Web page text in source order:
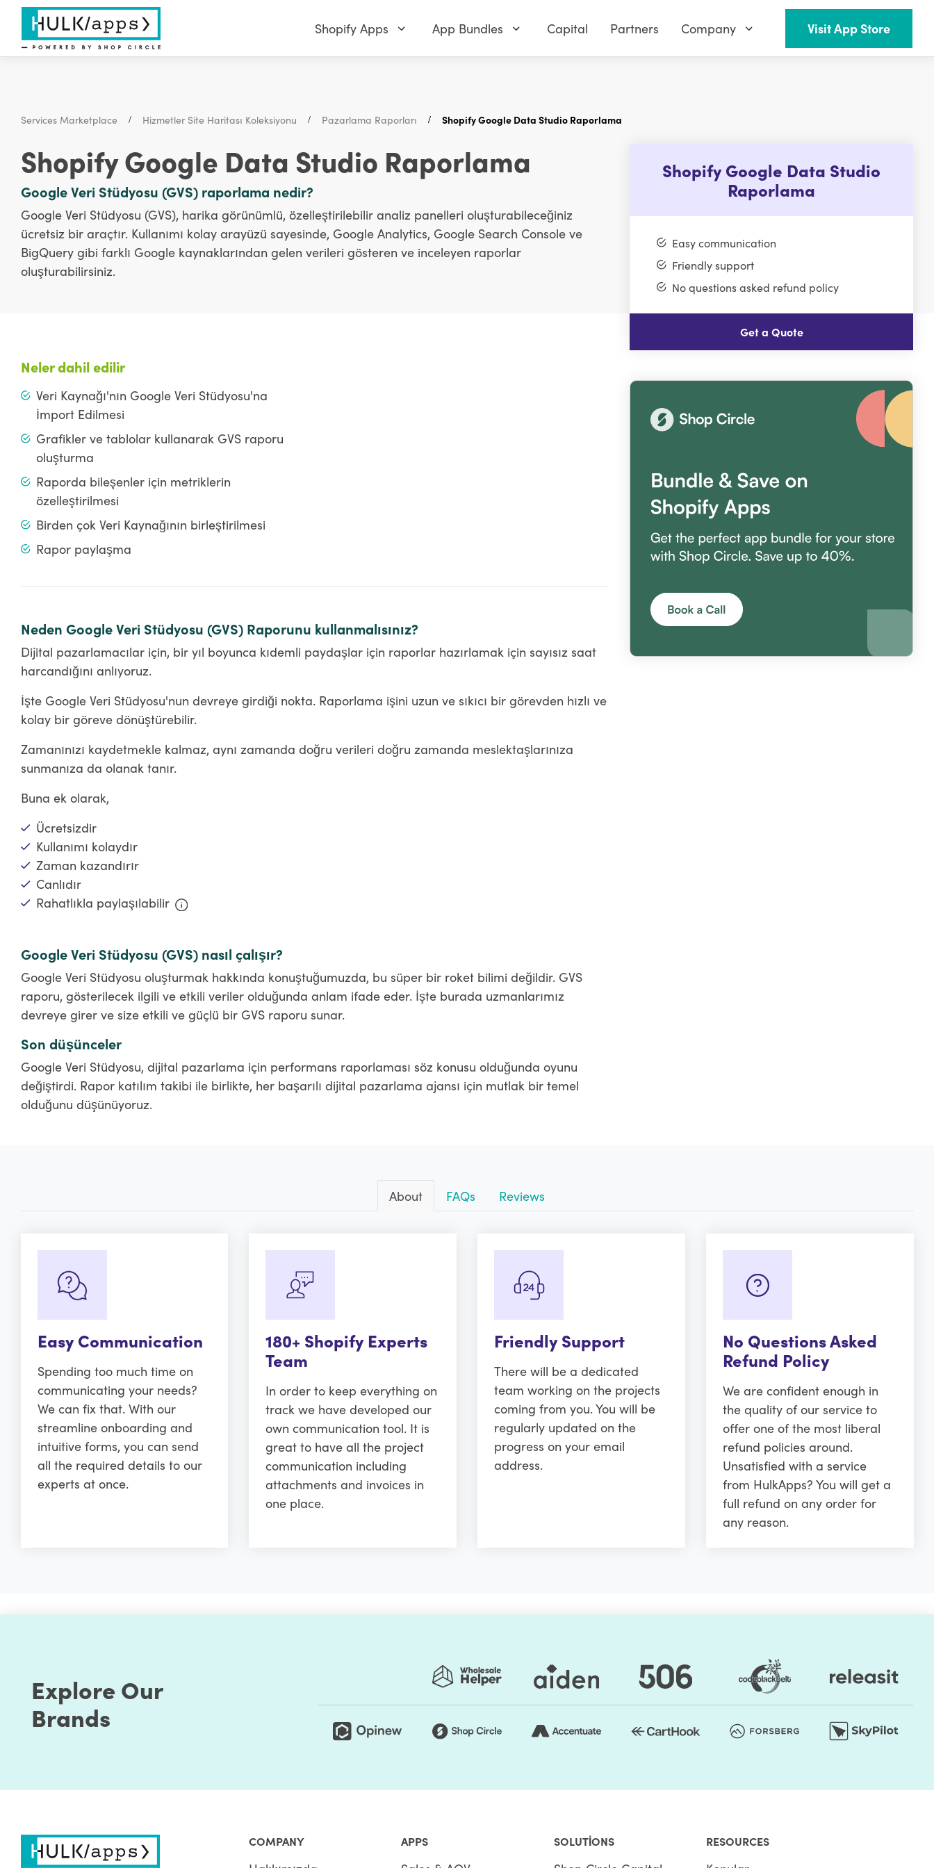
Shopify Apps App Bundles Capital Partners Company Visit App Store
Services Marketplace Hizmetler Site Haritası Koleksiyonu Pazarlama Raporları Shopify Google Data Studio Raporlama
Shopify Google Data Studio Raporlama
Google Veri Stüdyosu (GVS) raporlama nedir?
Google Veri Stüdyosu (GVS), harika görünümlü, özelleştirilebilir analiz panelleri oluşturabileceğiniz
ücretsiz bir araçtır. Kullanımı kolay arayüzü sayesinde, Google Analytics, Google Search Console ve
BigQuery gibi farklı Google kaynaklarından gelen verileri gösteren ve inceleyen raporlar
oluşturabilirsiniz.
Shopify Google Data Studio
Raporlama
Easy communication
Friendly support
No questions asked refund policy
Get a Quote
Neler dahil edilir
Veri Kaynağı'nın Google Veri Stüdyosu'na
İmport Edilmesi
Grafikler ve tablolar kullanarak GVS raporu
oluşturma
Raporda bileşenler için metriklerin
özelleştirilmesi
Birden çok Veri Kaynağının birleştirilmesi
Rapor paylaşma
Neden Google Veri Stüdyosu (GVS) Raporunu kullanmalısınız?
Dijital pazarlamacılar için, bir yıl boyunca kıdemli paydaşlar için raporlar hazırlamak için sayısız saat
harcandığını anlıyoruz.
İşte Google Veri Stüdyosu'nun devreye girdiği nokta. Raporlama işini uzun ve sıkıcı bir görevden hızlı ve
kolay bir göreve dönüştürebilir.
Zamanınızı kaydetmekle kalmaz, aynı zamanda doğru verileri doğru zamanda meslektaşlarınıza
sunmanıza da olanak tanır.
Buna ek olarak,
Ücretsizdir
Kullanımı kolaydır
Zaman kazandırır
Canlıdır
Rahatlıkla paylaşılabilir
Google Veri Stüdyosu (GVS) nasıl çalışır?
Google Veri Stüdyosu oluşturmak hakkında konuştuğumuzda, bu süper bir roket bilimi değildir. GVS
raporu, gösterilecek ilgili ve etkili veriler olduğunda anlam ifade eder. İşte burada uzmanlarımız
devreye girer ve size etkili ve güçlü bir GVS raporu sunar.
Son düşünceler
Google Veri Stüdyosu, dijital pazarlama için performans raporlaması söz konusu olduğunda oyunu
değiştirdi. Rapor katılım takibi ile birlikte, her başarılı dijital pazarlama ajansı için mutlak bir temel
olduğunu düşünüyoruz.
About FAQs Reviews
Easy Communication
Spending too much time on
communicating your needs?
We can fix that. With our
streamline onboarding and
intuitive forms, you can send
all the required details to our
experts at once.
180+ Shopify Experts
Team
In order to keep everything on
track we have developed our
own communication tool. It is
great to have all the project
communication including
attachments and invoices in
one place.
Friendly Support
There will be a dedicated
team working on the projects
coming from you. You will be
regularly updated on the
progress on your email
address.
No Questions Asked
Refund Policy
We are confident enough in
the quality of our service to
offer one of the most liberal
refund policies around.
Unsatisfied with a service
from HulkApps? You will get a
full refund on any order for
any reason.
Explore Our
Brands
COMPANY APPS SOLUTIONS RESOURCES